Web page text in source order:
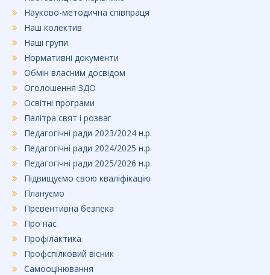
Науково-методична співпраця
Наш колектив
Наші групи
Нормативні документи
Обмін власним досвідом
Оголошення ЗДО
Освітні програми
Палітра свят і розваг
Педагогічні ради 2023/2024 н.р.
Педагогічні ради 2024/2025 н.р.
Педагогічні ради 2025/2026 н.р.
Підвищуємо свою кваліфікацію
Плануємо
Превентивна безпека
Про нас
Профілактика
Профспілковий вісник
Самооцінювання